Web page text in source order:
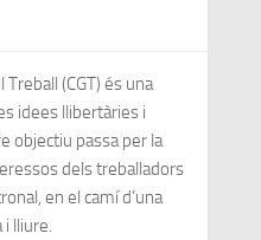
(CGT) és una
idees llibertàries i
objectiu passa per la
dels treballadors
en el camí d’una
lliure.